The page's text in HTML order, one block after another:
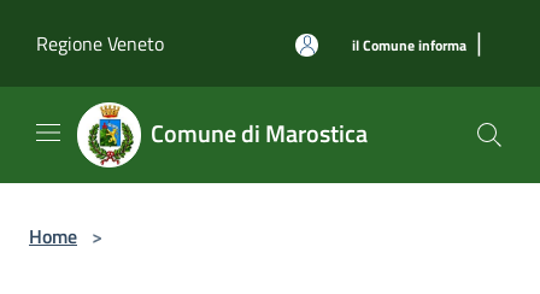
Regione Veneto
il Comune informa |
Comune di Marostica
Home >